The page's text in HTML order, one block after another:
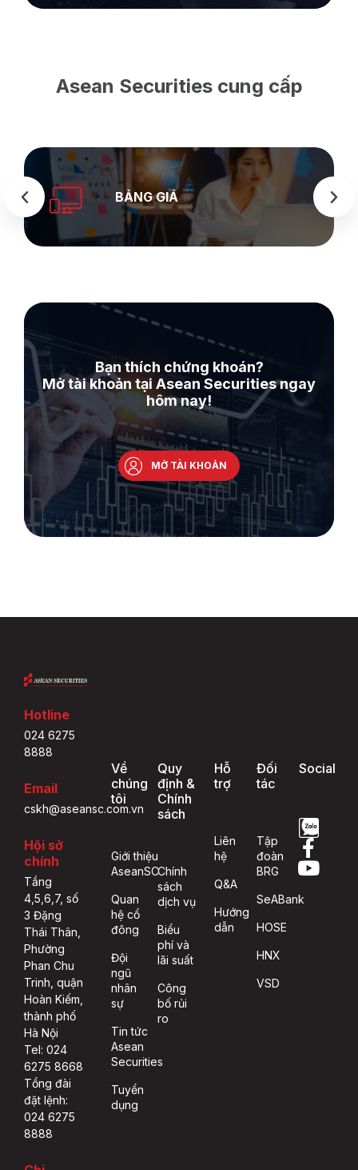
Asean Securities cung cấp
SEASTOCK
WEB
Bạn thích chứng khoán?
Mở tài khoản tại Asean Securities ngay
hôm nay!
MỞ TÀI KHOẢN
Hotline
024 6275
8888
Email
cskh@aseansc.com.vn
Hội sở
chính
Tầng
4,5,6,7, số
3 Đặng
Thái Thân,
Phường
Phan Chu
Trinh, quận
Hoàn Kiếm,
thành phố
Hà Nội
Tel: 024
6275 8668
Tổng đài
đặt lệnh:
024 6275
8888
Về
chúng
tôi
Giới thiệu
AseanSC
Quan
hệ cổ
đông
Đội
ngũ
nhân
sự
Tin tức
Asean
Securities
Tuyển
dụng
Quy
định &
Chính
sách
Chính
sách
dịch vụ
Biểu
phí và
lãi suất
Công
bố rủi
ro
Hỗ
trợ
Liên
hệ
Q&A
Hướng
dẫn
Đối
tác
Tập
đoàn
BRG
SeABank
HOSE
HNX
VSD
Social